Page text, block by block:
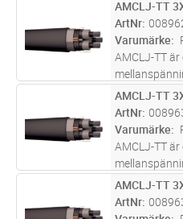
Prysmians
utvärdering
yttermantel
M
AMCLJ-TT
ArtNr
Varumärke
AMCLJ-TT
som ingår i
Prysmians
utvärdering
yttermantel
M
AMCLJ-TT
ArtNr
Varumärke
AMCLJ-TT
som ingår i
Prysmians
utvärdering
M
AMCLJ-TT
ArtNr